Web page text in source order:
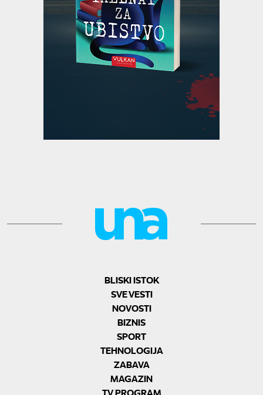
BLISKI ISTOK
SVE VESTI
NOVOSTI
BIZNIS
SPORT
TEHNOLOGIJA
ZABAVA
MAGAZIN
TV PROGRAM